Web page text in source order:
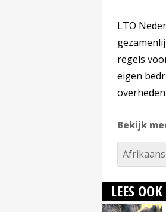
LTO
regels
eigen
Bekijk
LEES OOK